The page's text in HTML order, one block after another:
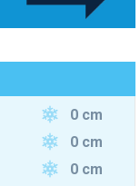
0 cm
0 cm
0 cm